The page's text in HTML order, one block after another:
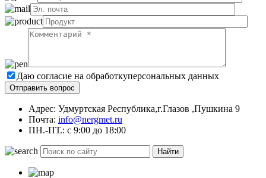
Даю согласие на обработкуперсональных данных
Адрес: Удмуртская Республика,г.Глазов ,Пушкина 9
Почта: info@nergmet.ru
ПН.-ПТ.: с 9:00 до 18:00
Найти